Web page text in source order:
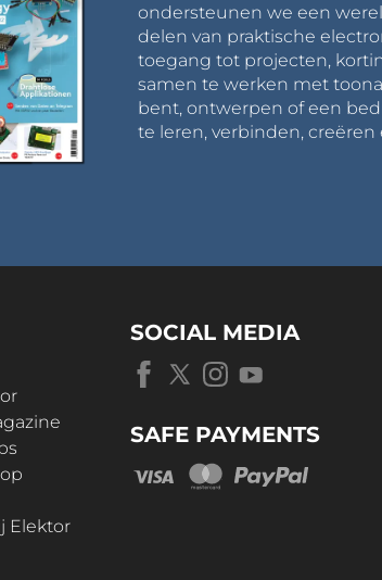
ondersteunen we een
delen van praktische
toegang tot projecten,
samen te werken met
bent, ontwerpen of een
te leren, verbinden, creëren
Elektor
SOCIAL MEDIA
SAFE PAYMENTS